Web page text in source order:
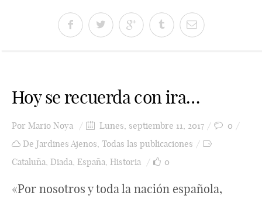
Hoy se recuerda con ira…
Por Mario Noya Lunes, septiembre 11, 2017
0
De Jardines Ajenos, Todas las publicaciones
Cataluña, Diada, España, Historia 0
«Por nosotros y toda la nación española,